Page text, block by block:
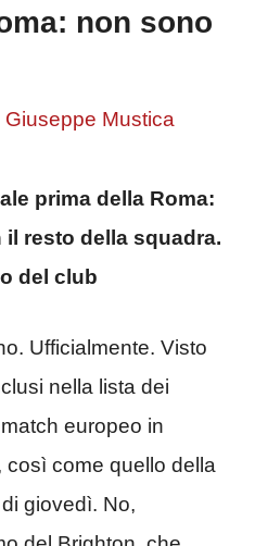
non sono
Giuseppe Mustica
prima della Roma:
resto della squadra.
del club
Ufficialmente. Visto
nella lista dei
europeo in
così come quello della
giovedì. No,